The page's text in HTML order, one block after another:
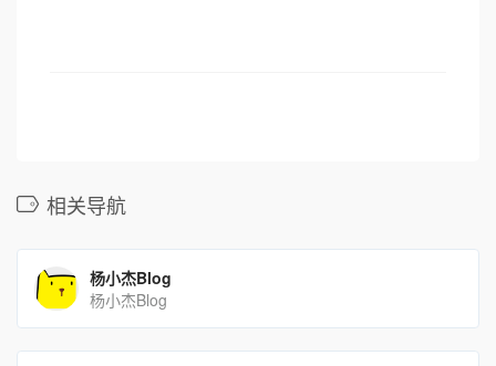
相关导航
杨小杰Blog
杨小杰Blog